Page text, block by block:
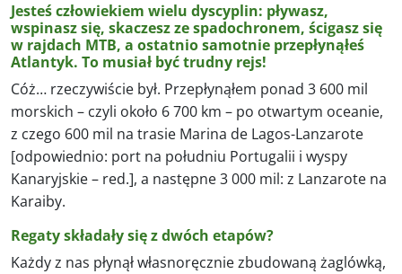
Jesteś człowiekiem wielu dyscyplin: pływasz,
wspinasz się, skaczesz ze spadochronem, ścigasz się
w rajdach MTB, a ostatnio samotnie przepłynąłeś
Atlantyk. To musiał być trudny rejs!
Cóż… rzeczywiście był. Przepłynąłem ponad 3 600 mil
morskich – czyli około 6 700 km – po otwartym oceanie,
z czego 600 mil na trasie Marina de Lagos-Lanzarote
[odpowiednio: port na południu Portugalii i wyspy
Kanaryjskie – red.], a następne 3 000 mil: z Lanzarote na
Karaiby.
Regaty składały się z dwóch etapów?
Każdy z nas płynął własnoręcznie zbudowaną żaglówką,